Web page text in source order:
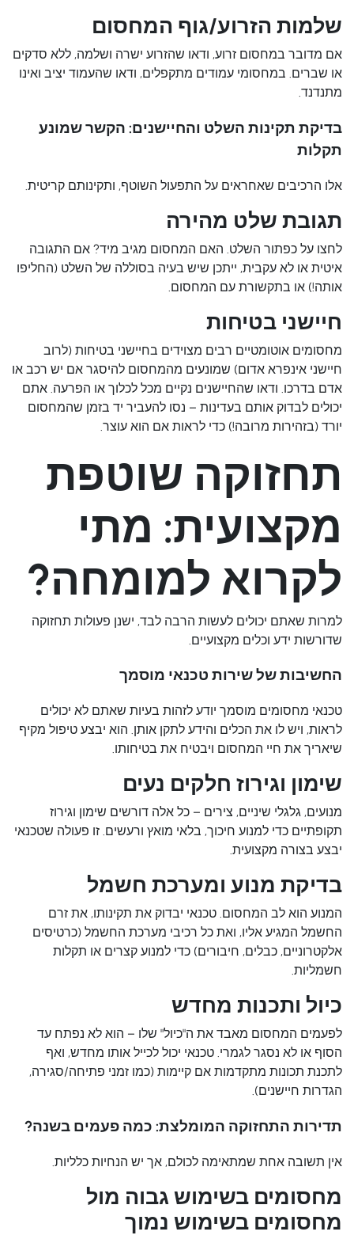
שלמות הזרוע/גוף המחסום
אם מדובר במחסום זרוע, ודאו שהזרוע ישרה ושלמה, ללא סדקים
או שברים. במחסומי עמודים מתקפלים, ודאו שהעמוד יציב ואינו
מתנדנד.
בדיקת תקינות השלט והחיישנים: הקשר שמונע
תקלות
אלו הרכיבים שאחראים על התפעול השוטף, ותקינותם קריטית.
תגובת שלט מהירה
לחצו על כפתור השלט. האם המחסום מגיב מיד? אם התגובה
איטית או לא עקבית, ייתכן שיש בעיה בסוללה של השלט (החליפו
אותה!) או בתקשורת עם המחסום.
חיישני בטיחות
מחסומים אוטומטיים רבים מצוידים בחיישני בטיחות (לרוב
חיישני אינפרא אדום) שמונעים מהמחסום להיסגר אם יש רכב או
אדם בדרכו. ודאו שהחיישנים נקיים מכל לכלוך או הפרעה. אתם
יכולים לבדוק אותם בעדינות – נסו להעביר יד בזמן שהמחסום
יורד (בזהירות מרובה!) כדי לראות אם הוא עוצר.
תחזוקה שוטפת
מקצועית: מתי
לקרוא למומחה?
למרות שאתם יכולים לעשות הרבה לבד, ישנן פעולות תחזוקה
שדורשות ידע וכלים מקצועיים.
החשיבות של שירות טכנאי מוסמך
טכנאי מחסומים מוסמך יודע לזהות בעיות שאתם לא יכולים
לראות, ויש לו את הכלים והידע לתקן אותן. הוא יבצע טיפול מקיף
שיאריך את חיי המחסום ויבטיח את בטיחותו.
שימון וגירוז חלקים נעים
מנועים, גלגלי שיניים, צירים – כל אלה דורשים שימון וגירוז
תקופתיים כדי למנוע חיכוך, בלאי מואץ ורעשים. זו פעולה שטכנאי
יבצע בצורה מקצועית.
בדיקת מנוע ומערכת חשמל
המנוע הוא לב המחסום. טכנאי יבדוק את תקינותו, את זרם
החשמל המגיע אליו, ואת כל רכיבי מערכת החשמל (כרטיסים
אלקטרוניים, כבלים, חיבורים) כדי למנוע קצרים או תקלות
חשמליות.
כיול ותכנות מחדש
לפעמים המחסום מאבד את ה"כיול" שלו – הוא לא נפתח עד
הסוף או לא נסגר לגמרי. טכנאי יכול לכייל אותו מחדש, ואף
לתכנת תכונות מתקדמות אם קיימות (כמו זמני פתיחה/סגירה,
הגדרות חיישנים).
תדירות התחזוקה המומלצת: כמה פעמים בשנה?
אין תשובה אחת שמתאימה לכולם, אך יש הנחיות כלליות.
מחסומים בשימוש גבוה מול
מחסומים בשימוש נמוך